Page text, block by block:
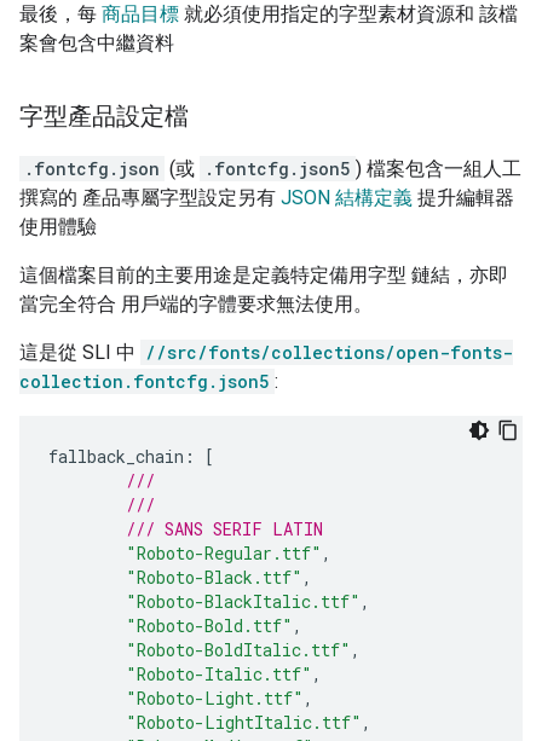
最後，每 商品目標 就必須使用指定的字型素材資源和 該檔
案會包含中繼資料
字型產品設定檔
.fontcfg.json (或 .fontcfg.json5 ) 檔案包含一組人工
撰寫的 產品專屬字型設定另有 JSON 結構定義 提升編輯器
使用體驗
這個檔案目前的主要用途是定義特定備用字型 鏈結，亦即
當完全符合 用戶端的字體要求無法使用。
這是從 SLI 中
//src/fonts/collections/open-fonts-
collection.fontcfg.json5 :
fallback_chain :
[
///
///
/// SANS SERIF LATIN
"Roboto-Regular.ttf" ,
"Roboto-Black.ttf" ,
"Roboto-BlackItalic.ttf" ,
"Roboto-Bold.ttf" ,
"Roboto-BoldItalic.ttf" ,
"Roboto-Italic.ttf" ,
"Roboto-Light.ttf" ,
"Roboto-LightItalic.ttf" ,